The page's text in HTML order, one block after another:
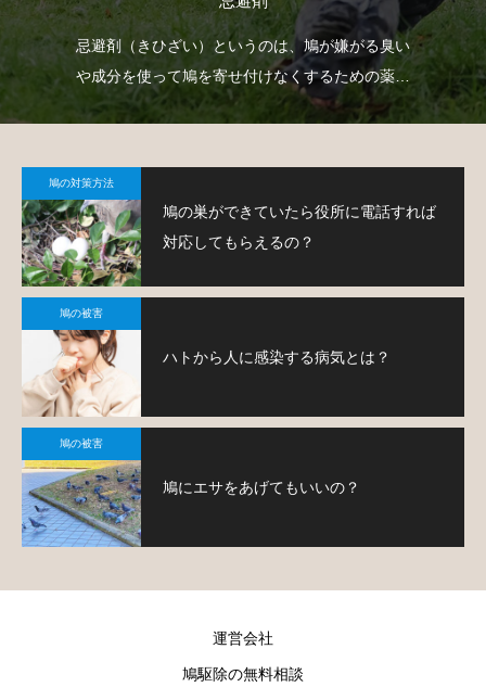
忌避剤（きひざい）というのは、鳩が嫌がる臭い
や成分を使って鳩を寄せ付けなくするための薬剤
で、様々なタイプのものがあります。
鳩の対策方法
鳩の巣ができていたら役所に電話すれば
対応してもらえるの？
鳩の被害
ハトから人に感染する病気とは？
鳩の被害
鳩にエサをあげてもいいの？
運営会社
鳩駆除の無料相談